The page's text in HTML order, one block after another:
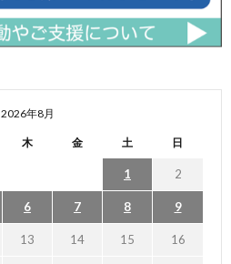
2026年8月
木 金 土 日
1 2
6 7 8 9
13 14 15 16